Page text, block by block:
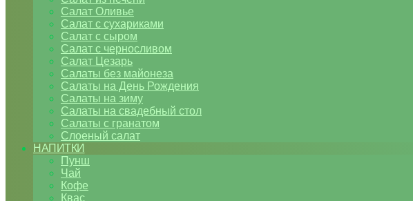
Салат Оливье
Салат с сухариками
Салат с сыром
Салат с черносливом
Салат Цезарь
Салаты без майонеза
Салаты на День Рождения
Салаты на зиму
Салаты на свадебный стол
Салаты с гранатом
Слоеный салат
НАПИТКИ
Пунш
Чай
Кофе
Квас